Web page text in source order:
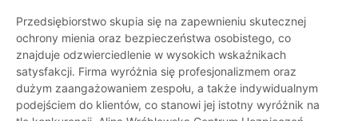
Przedsiębiorstwo skupia się na zapewnieniu skutecznej
ochrony mienia oraz bezpieczeństwa osobistego, co
znajduje odzwierciedlenie w wysokich wskaźnikach
satysfakcji. Firma wyróżnia się profesjonalizmem oraz
dużym zaangażowaniem zespołu, a także indywidualnym
podejściem do klientów, co stanowi jej istotny wyróżnik na